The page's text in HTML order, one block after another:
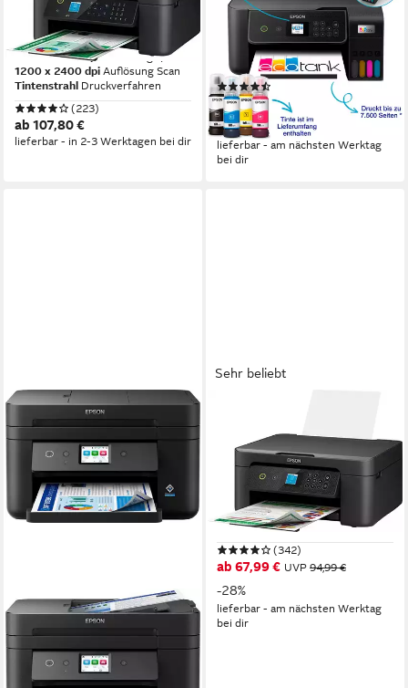
2930DWF
Multifunktionsdrucker
5760 x 1440 dpi Auflösung s/w Druck
1200 x 2400 dpi Auflösung Scan
Tintenstrahl Druckverfahren
(223)
ab 107,80 €
lieferbar - in 2-3 Werktagen bei dir
Multifunktionsdrucker
5760 x 1440 dpi Auflösung s/w Druck
5760 x 1440 dpi Auflösung Farb Druck
1200 x 2400 dpi Auflösung Scan
ab 199,90 € 269,99 €
-26%
lieferbar - am nächsten Werktag
bei dir
Sehr beliebt
MFP 33p
Multifunktionsdrucker
5760 x 1440 dpi Auflösung Farb Druck
1200 x 2400 dpi Auflösung Scan
Tintendruck Druckverfahren
(342)
ab 67,99 € UVP 94,99 €
-28%
lieferbar - am nächsten Werktag
bei dir